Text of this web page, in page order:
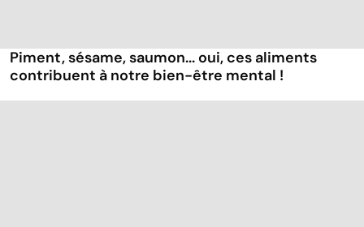
Piment, sésame, saumon... oui, ces aliments
contribuent à notre bien-être mental !